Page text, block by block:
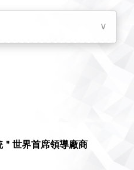
∨
世界首席領導廠商